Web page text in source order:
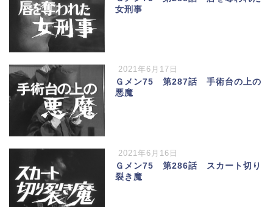
女刑事
2021年6月17日
Ｇメン75 第287話 手術台の上の
悪魔
2021年6月16日
Ｇメン75 第286話 スカート切り
裂き魔